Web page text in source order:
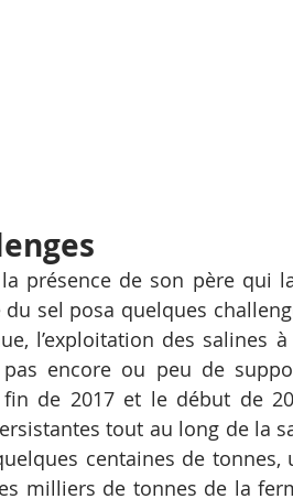
présence de son père qui
du sel posa quelques
l’exploitation des salines
encore ou peu de
fin de 2017 et le début de
tout au long de la
centaines de
milliers de tonnes de la